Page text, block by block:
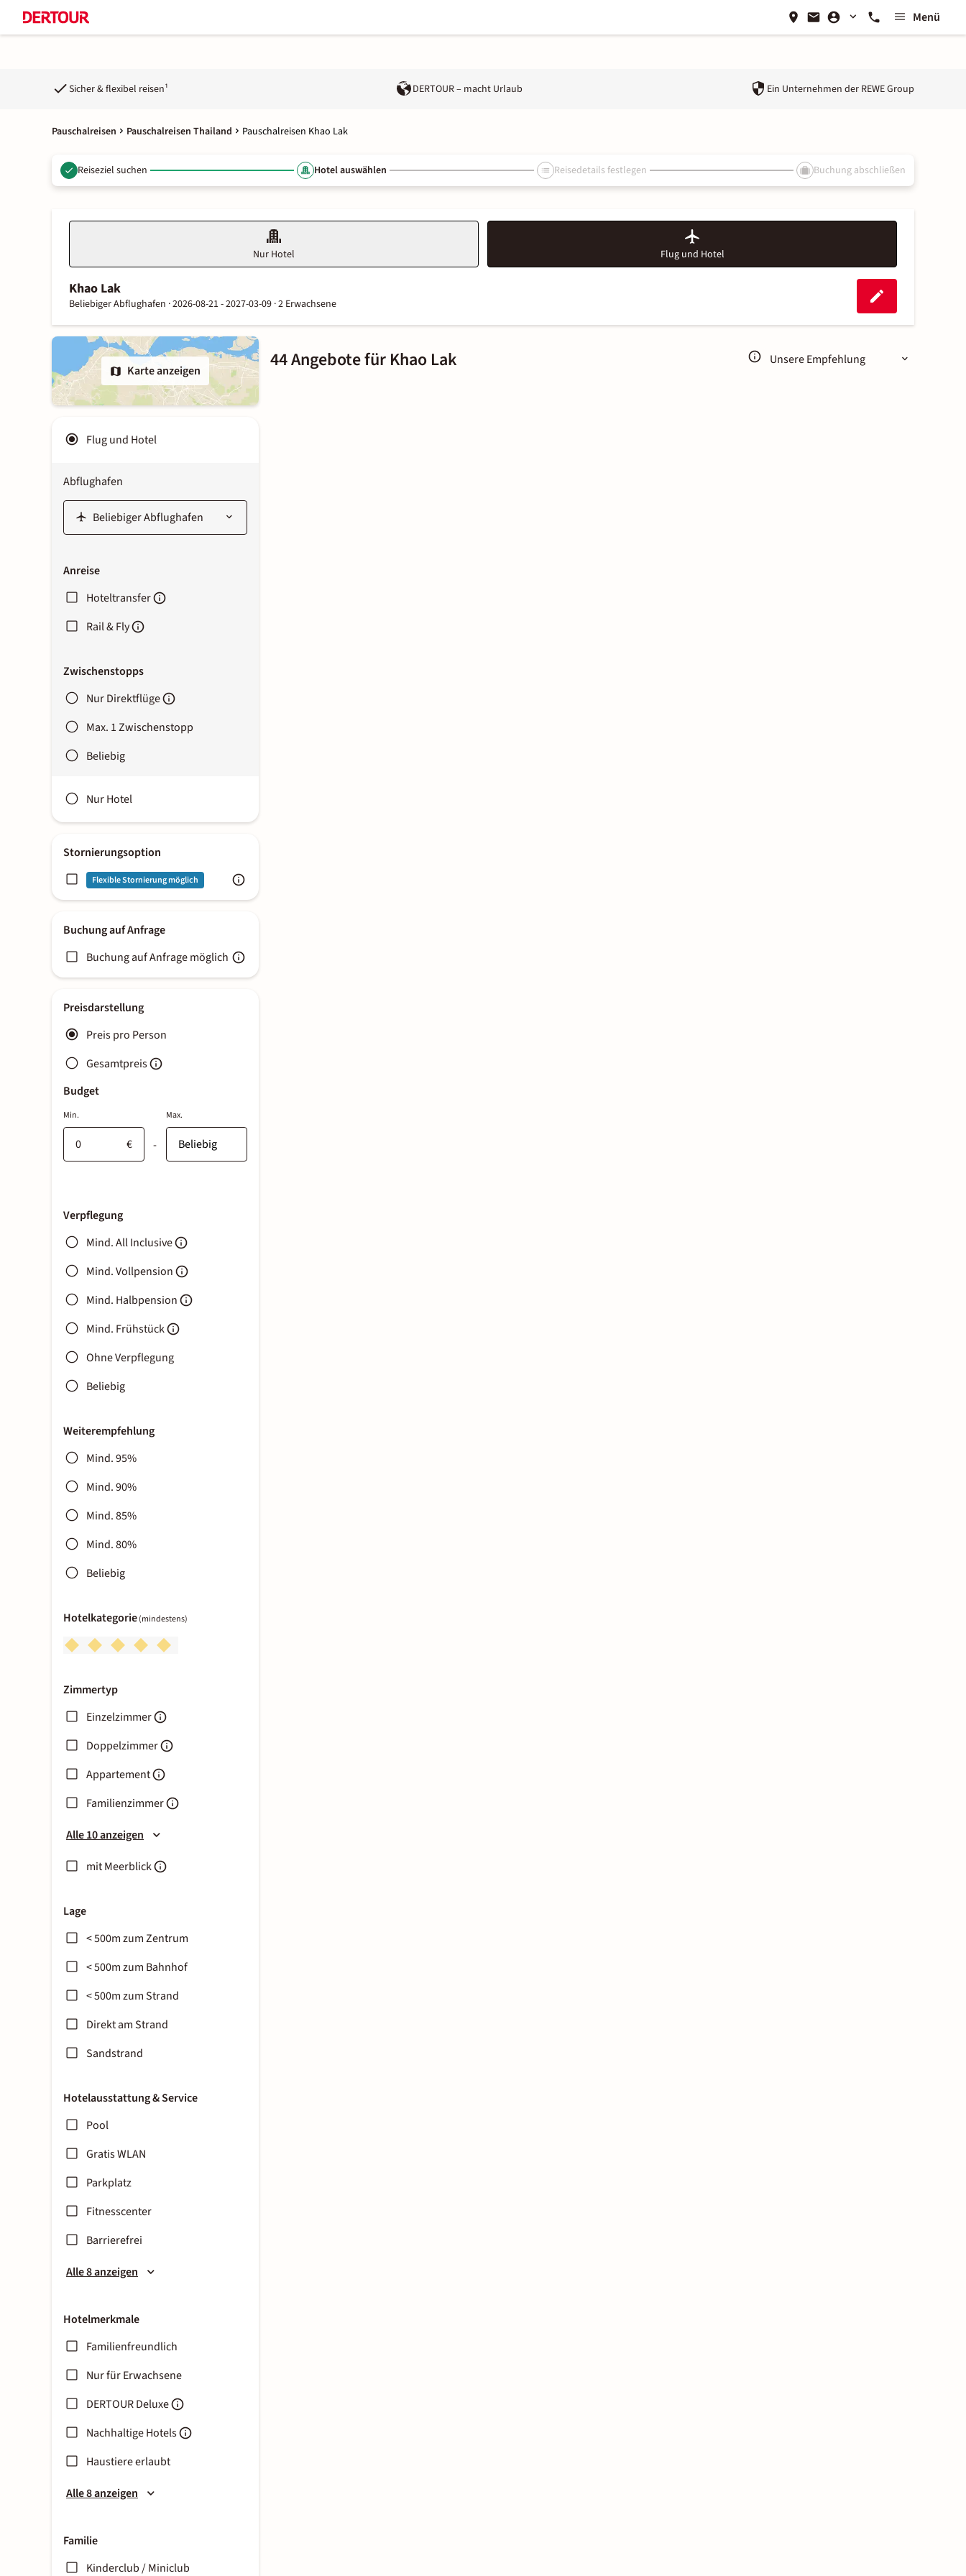
Menü
Sicher & flexibel reisen¹ DERTOUR – macht Urlaub Ein Unternehmen der REWE Group
Pauschalreisen Pauschalreisen Thailand Pauschalreisen Khao Lak
Reiseziel suchen Hotel auswählen Reisedetails festlegen Buchung abschließen
Nur Hotel Flug und Hotel
Khao Lak
Beliebiger Abflughafen ·2026-08-21 - 2027-03-09 ·2 Erwachsene
Karte anzeigen
Flug und Hotel
Abflughafen
Anreise
Hoteltransfer
Rail & Fly
Zwischenstopps
Nur Direktflüge
Max. 1 Zwischenstopp
Beliebig
Nur Hotel
Stornierungsoption
Flexible Stornierung möglich
Buchung auf Anfrage
Buchung auf Anfrage möglich
Preisdarstellung
Preis pro Person
Gesamtpreis
Budget
Min.
€ -
Max.
Verpflegung
Mind. All Inclusive
Mind. Vollpension
Mind. Halbpension
Mind. Frühstück
Ohne Verpflegung
Beliebig
Weiterempfehlung
Mind. 95%
Mind. 90%
Mind. 85%
Mind. 80%
Beliebig
Hotelkategorie(mindestens)
Zimmertyp
Einzelzimmer
Doppelzimmer
Appartement
Familienzimmer
Alle 10 anzeigen
mit Meerblick
Lage
< 500m zum Zentrum
< 500m zum Bahnhof
< 500m zum Strand
Direkt am Strand
Sandstrand
Hotelausstattung & Service
Pool
Gratis WLAN
Parkplatz
Fitnesscenter
Barrierefrei
Alle 8 anzeigen
Hotelmerkmale
Familienfreundlich
Nur für Erwachsene
DERTOUR Deluxe
Nachhaltige Hotels
Haustiere erlaubt
Alle 8 anzeigen
Familie
Kinderclub / Miniclub
44 Angebote für Khao Lak